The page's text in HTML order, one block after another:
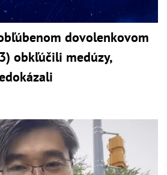
dovolenkovom
obkľúčili medúzy,